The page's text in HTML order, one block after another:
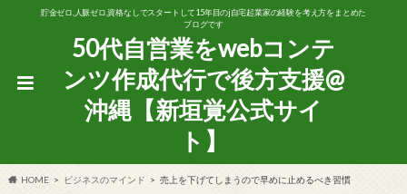
貯金ゼロ,人脈ゼロ,資格なしでスタートして15年目のj自宅起業家の経験を考え方をまとめた
ブログです
50代自営業をwebコンテ
ンツ作成代行で後方支援@
沖縄【新垣覚公式サイ
ト】
HOME ビジネスのマインド 売上を下げてしまうので早めに止めるべき習慣